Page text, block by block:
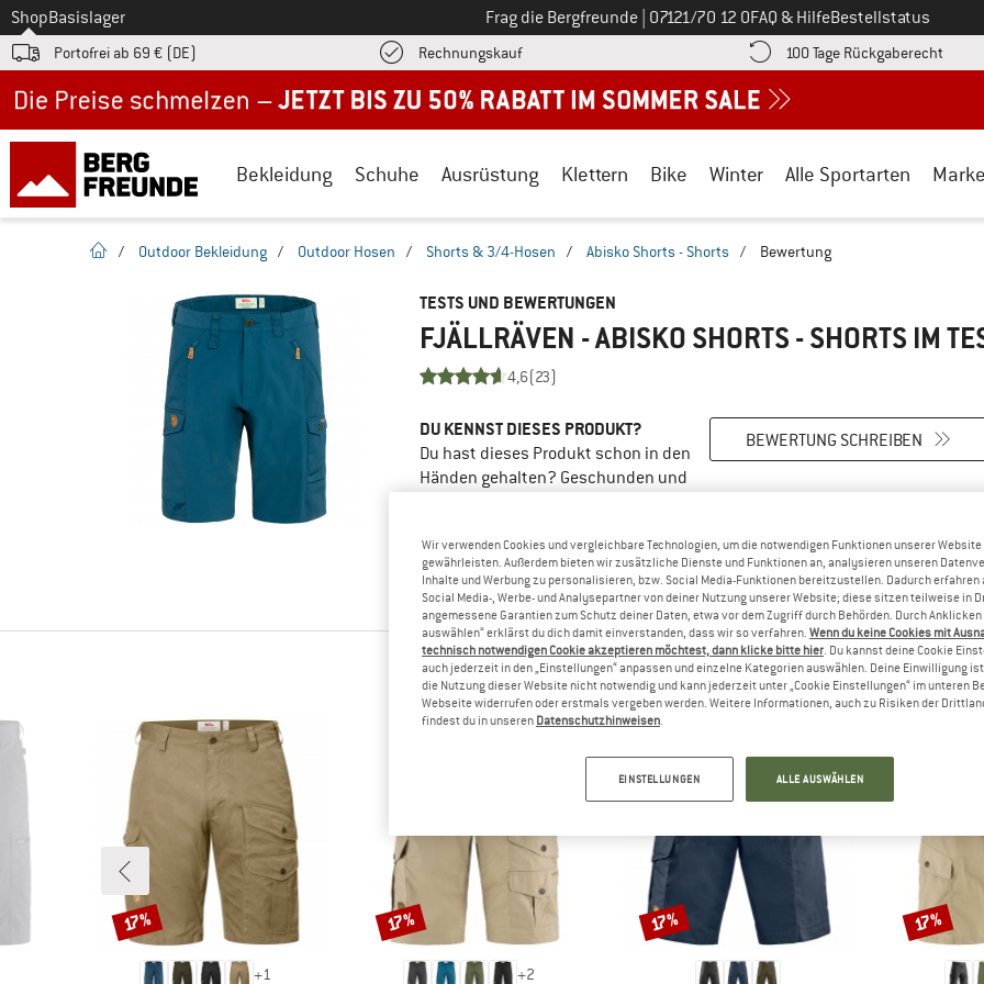
Zum
ShopBasislager Frag die Bergfreunde Ruf uns an unter
07121/70 12 0FAQ & HilfeBestellstatus
Portofrei ab 69 € (DE) RechnungskaufFinde die Zahlungs-Infos hier! Öffnet sich in einer Infobox
100 Tage Rückgaberecht
Bekleidung Schuhe Ausrüstung Klettern Bike Winter Alle Sportarten
Startseite
/ Outdoor Bekleidung / Outdoor Hosen / Shorts & 3/4-Hosen / Abisko Shorts - Shorts / Bewertung
TESTS UND BEWERTUNGEN
FJÄLLRÄVEN - ABISKO SHORTS - SHORTS IM
4,6(23)
DU KENNST DIESES PRODUKT?
Du hast dieses Produkt schon in den
Händen gehalten? Geschunden und
Feedback zu lesen - teile es mit
ihnen.
BEWERTUNG SCHREIBEN
ANDERE BERGFREUNDE SCHAUTEN SICH AUCH AN
+1
Rabatt
17%
+2
Rabatt
17% Rabatt
17% Rabatt
17%
Wir verwenden Cookies und vergleichbare Technologien, um die notwendigen Funktionen unserer Website
gewährleisten. Außerdem bieten wir zusätzliche Dienste und Funktionen an, analysieren unseren
Inhalte und Werbung zu personalisieren, bzw. Social Media-Funktionen bereitzustellen. Dadurch erfahren
Social Media-, Werbe- und Analysepartner von deiner Nutzung unserer Website; diese sitzen teilweise in
angemessene Garantien zum Schutz deiner Daten, etwa vor dem Zugriff durch Behörden. Durch Anklicken
auswählen“ erklärst du dich damit einverstanden, dass wir so verfahren. Wenn du keine Cookies mit
technisch notwendigen Cookie akzeptieren möchtest, dann klicke bitte hier. Du kannst deine Cookie
auch jederzeit in den „Einstellungen“ anpassen und einzelne Kategorien auswählen. Deine Einwilligung
die Nutzung dieser Website nicht notwendig und kann jederzeit unter „Cookie Einstellungen“ im unteren
Webseite widerrufen oder erstmals vergeben werden. Weitere Informationen, auch zu Risiken der
findest du in unseren Datenschutzhinweisen.
EINSTELLUNGEN ALLE AUSWÄHLEN